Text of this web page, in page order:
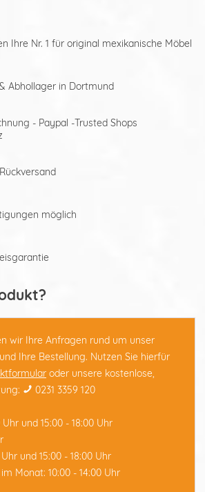
Ihre Nr. 1 für original mexikanische Möbel
Abhollager in Dortmund
- Paypal -Trusted Shops
möglich
wir Ihre Anfragen rund um unser
Ihre Bestellung. Nutzen Sie hierfür
oder unsere kostenlose,
0231 3359 120
und 15:00 - 18:00 Uhr
und 15:00 - 18:00 Uhr
Monat: 10:00 - 14:00 Uhr